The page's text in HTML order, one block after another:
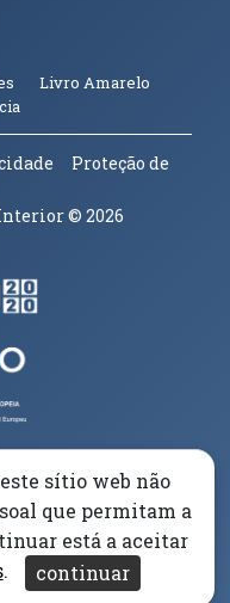
Livro Amarelo
(abre em nova janela)
Proteção de
© 2026
(abre em nova janela)
(abre em nova janela)
sítio web não
que permitam a
está a aceitar
. continuar